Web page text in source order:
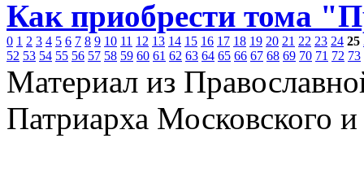
Как приобрести тома
0 1 2 3 4 5 6 7 8 9 10 11 12 13 14 15 16 17 18 19 20 21 22 23 24 25
52 53 54 55 56 57 58 59 60 61 62 63 64 65 66 67 68 69 70 71 72 73
Материал из
Патриарха Московского